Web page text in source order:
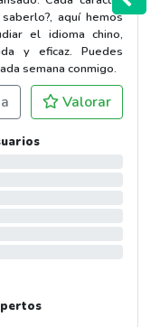
aquí hemos
el idioma chino,
y eficaz. Puedes
semana conmigo.
Valorar